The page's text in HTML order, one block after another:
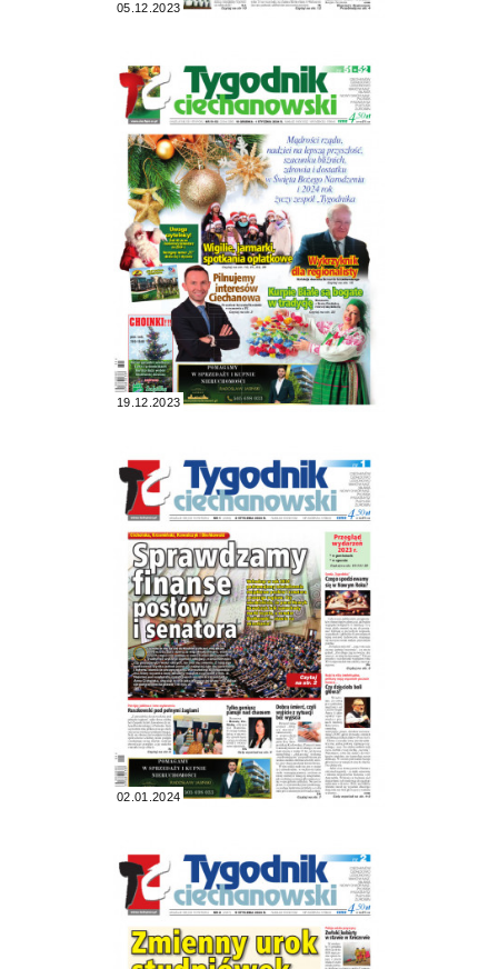
05.12.2023
19.12.2023
02.01.2024